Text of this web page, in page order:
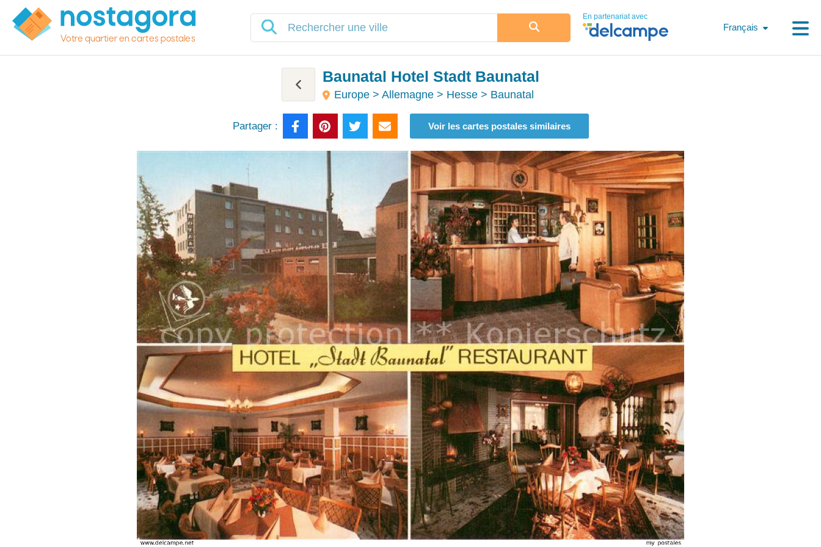
Votre quartier en cartes postales
En partenariat avec
Français
Baunatal Hotel Stadt Baunatal
Europe > Allemagne > Hesse > Baunatal
Partager : Voir les cartes postales similaires